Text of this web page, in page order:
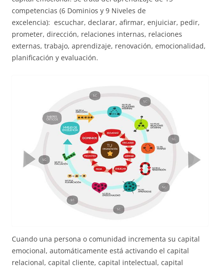
competencias (6 Dominios y 9 Niveles de
excelencia): escuchar, declarar, afirmar, enjuiciar, pedir,
prometer, dirección, relaciones internas, relaciones
externas, trabajo, aprendizaje, renovación, emocionalidad,
planificación y evaluación.
Cuando una persona o comunidad incrementa su capital
emocional, automáticamente está activando el capital
relacional, capital cliente, capital intelectual, capital